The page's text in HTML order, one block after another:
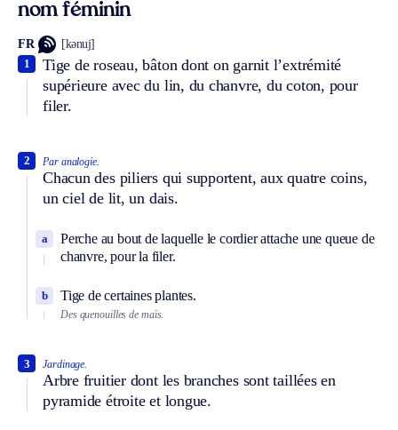
nom féminin
FR [kənuj]
Tige de roseau, bâton dont on garnit l’extrémité
supérieure avec du lin, du chanvre, du coton, pour
filer.
1
Par analogie.
Chacun des piliers qui supportent, aux quatre coins,
un ciel de lit, un dais.
2
Perche au bout de laquelle le cordier attache une queue de
chanvre, pour la filer.
a
Tige de certaines plantes.
b
Des quenouilles de maïs.
Jardinage.
Arbre fruitier dont les branches sont taillées en
pyramide étroite et longue.
3